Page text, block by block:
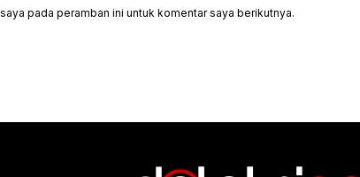
pada peramban ini untuk komentar saya berikutnya.